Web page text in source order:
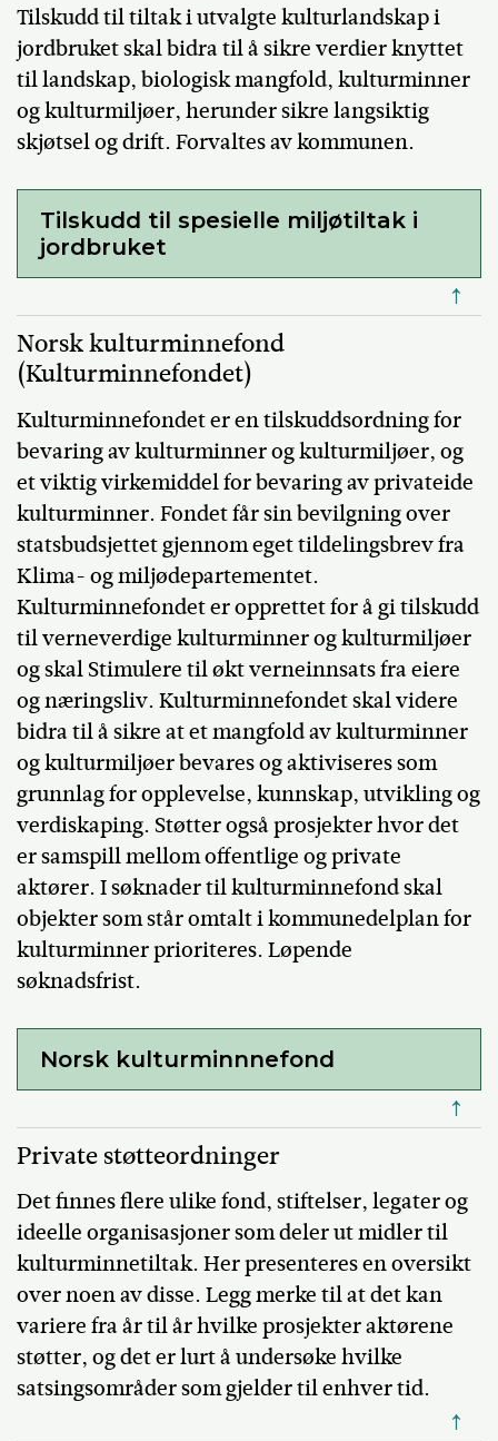
Tilskudd til tiltak i utvalgte kulturlandskap i
jordbruket skal bidra til å sikre verdier knyttet
til landskap, biologisk mangfold, kulturminner
og kulturmiljøer, herunder sikre langsiktig
skjøtsel og drift. Forvaltes av kommunen.
Tilskudd til spesielle miljøtiltak i
jordbruket
↑
Norsk kulturminnefond
(Kulturminnefondet)
Kulturminnefondet er en tilskuddsordning for
bevaring av kulturminner og kulturmiljøer, og
et viktig virkemiddel for bevaring av privateide
kulturminner. Fondet får sin bevilgning over
statsbudsjettet gjennom eget tildelingsbrev fra
Klima- og miljødepartementet.
Kulturminnefondet er opprettet for å gi tilskudd
til verneverdige kulturminner og kulturmiljøer
og skal Stimulere til økt verneinnsats fra eiere
og næringsliv. Kulturminnefondet skal videre
bidra til å sikre at et mangfold av kulturminner
og kulturmiljøer bevares og aktiviseres som
grunnlag for opplevelse, kunnskap, utvikling og
verdiskaping. Støtter også prosjekter hvor det
er samspill mellom offentlige og private
aktører. I søknader til kulturminnefond skal
objekter som står omtalt i kommunedelplan for
kulturminner prioriteres. Løpende
søknadsfrist.
Norsk kulturminnnefond
↑
Private støtteordninger
Det finnes flere ulike fond, stiftelser, legater og
ideelle organisasjoner som deler ut midler til
kulturminnetiltak. Her presenteres en oversikt
over noen av disse. Legg merke til at det kan
variere fra år til år hvilke prosjekter aktørene
støtter, og det er lurt å undersøke hvilke
satsingsområder som gjelder til enhver tid.
↑